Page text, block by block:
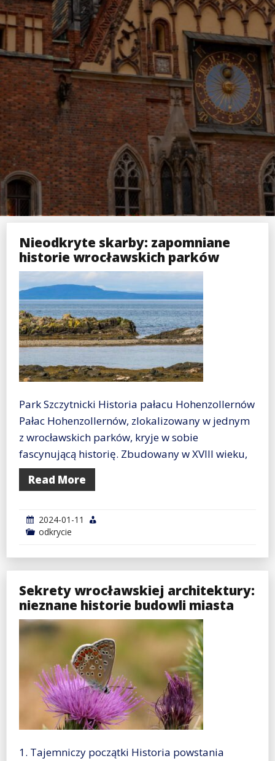
Nieodkryte skarby: zapomniane
historie wrocławskich parków
Park Szczytnicki Historia pałacu Hohenzollernów
Pałac Hohenzollernów, zlokalizowany w jednym
z wrocławskich parków, kryje w sobie
fascynującą historię. Zbudowany w XVIII wieku,
Read More
2024-01-11
odkrycie
Sekrety wrocławskiej architektury:
nieznane historie budowli miasta
1. Tajemniczy początki Historia powstania